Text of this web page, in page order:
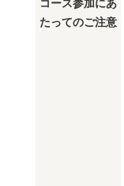
コース参加にあ
たってのご注意